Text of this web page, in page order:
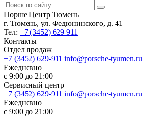
Порше Центр Тюмень
г. Тюмень, ул. Федюнинского, д. 41
Тел: +7 (3452) 629 911
Контакты
Отдел продаж
+7 (3452) 629-911 info@porsche-tyumen.ru
Ежедневно
с 9:00 до 21:00
Сервисный центр
+7 (3452) 629-911 info@porsche-tyumen.ru
Ежедневно
с 9:00 до 21:00